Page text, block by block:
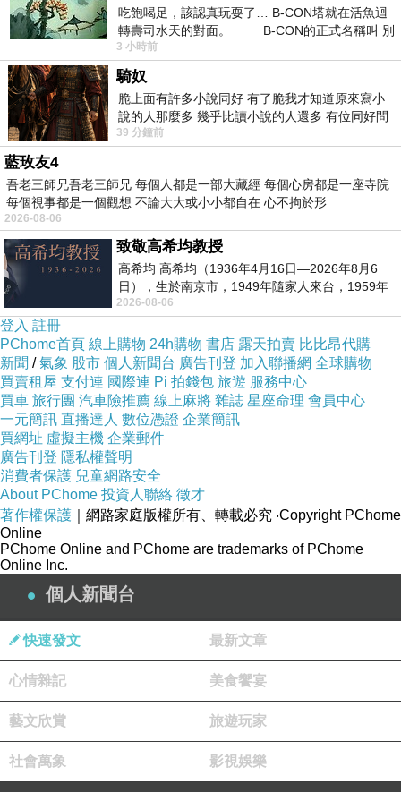
吃飽喝足，該認真玩耍了… B-CON塔就在活魚迴
轉壽司水天的對面。 B-CON的正式名稱叫 別
3 小時前
騎奴
脆上面有許多小說同好 有了脆我才知道原來寫小
說的人那麼多 幾乎比讀小說的人還多 有位同好問
了一個問題 她說為什麼高中文學獎的
39 分鐘前
藍玫友4
吾老三師兄吾老三師兄 每個人都是一部大藏經 每個心房都是一座寺院
每個視事都是一個觀想 不論大大或小小都自在 心不拘於形
2026-08-06
致敬高希均教授
高希均 高希均（1936年4月16日—2026年8月6
日），生於南京市，1949年隨家人來台，1959年
赴美深造並取得經濟發展博士學位。曾任
2026-08-06
登入 註冊
PChome首頁 線上購物 24h購物 書店 露天拍賣 比比昂代購
新聞 /氣象 股市 個人新聞台 廣告刊登 加入聯播網 全球購物
買賣租屋 支付連 國際連 Pi 拍錢包 旅遊 服務中心
買車 旅行團 汽車險推薦 線上麻將 雜誌 星座命理 會員中心
一元簡訊 直播達人 數位憑證 企業簡訊
買網址 虛擬主機 企業郵件
廣告刊登 隱私權聲明
消費者保護 兒童網路安全
About PChome 投資人聯絡 徵才
著作權保護 ｜網路家庭版權所有、轉載必究 ‧Copyright PChome
Online
PChome Online and PChome are trademarks of PChome
Online Inc.
個人新聞台
快速發文 最新文章
心情雜記 美食饗宴
藝文欣賞 旅遊玩家
社會萬象 影視娛樂